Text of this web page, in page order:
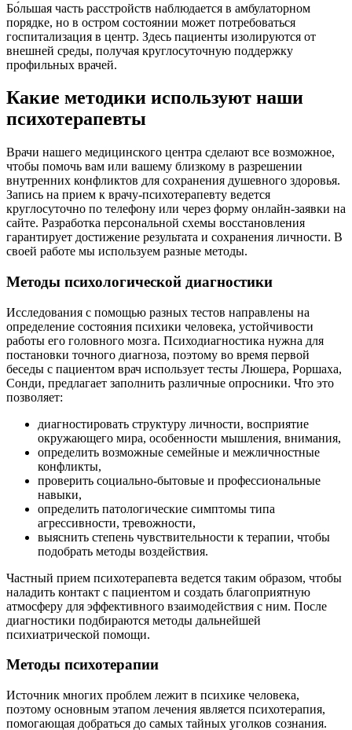
Бо́льшая часть расстройств наблюдается в амбулаторном
порядке, но в остром состоянии может потребоваться
госпитализация в центр. Здесь пациенты изолируются от
внешней среды, получая круглосуточную поддержку
профильных врачей.
Какие методики используют наши
психотерапевты
Врачи нашего медицинского центра сделают все возможное,
чтобы помочь вам или вашему близкому в разрешении
внутренних конфликтов для сохранения душевного здоровья.
Запись на прием к врачу-психотерапевту ведется
круглосуточно по телефону или через форму онлайн-заявки на
сайте. Разработка персональной схемы восстановления
гарантирует достижение результата и сохранения личности. В
своей работе мы используем разные методы.
Методы психологической диагностики
Исследования с помощью разных тестов направлены на
определение состояния психики человека, устойчивости
работы его головного мозга. Психодиагностика нужна для
постановки точного диагноза, поэтому во время первой
беседы с пациентом врач использует тесты Люшера, Роршаха,
Сонди, предлагает заполнить различные опросники. Что это
позволяет:
диагностировать структуру личности, восприятие
окружающего мира, особенности мышления, внимания,
определить возможные семейные и межличностные
конфликты,
проверить социально-бытовые и профессиональные
навыки,
определить патологические симптомы типа
агрессивности, тревожности,
выяснить степень чувствительности к терапии, чтобы
подобрать методы воздействия.
Частный прием психотерапевта ведется таким образом, чтобы
наладить контакт с пациентом и создать благоприятную
атмосферу для эффективного взаимодействия с ним. После
диагностики подбираются методы дальнейшей
психиатрической помощи.
Методы психотерапии
Источник многих проблем лежит в психике человека,
поэтому основным этапом лечения является психотерапия,
помогающая добраться до самых тайных уголков сознания.